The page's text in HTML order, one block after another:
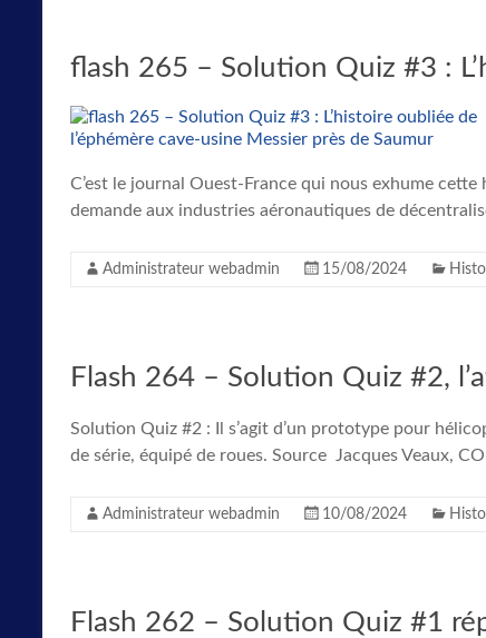
flash 265 – Solution Quiz #3 :
C’est le journal Ouest-France qui nous exhume
demande aux industries aéronautiques de
Administrateur webadmin 15/08/2024
Flash 264 – Solution Quiz #2,
Solution Quiz #2 : Il s’agit d’un prototype pour
de série, équipé de roues. Source Jacques Veaux,
Administrateur webadmin 10/08/2024
Flash 262 – Solution Quiz #1